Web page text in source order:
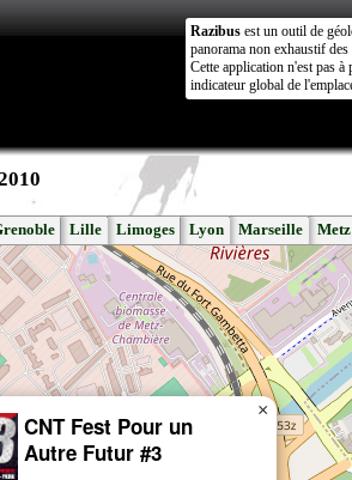
Razibus est un outil de
panorama non exhaustif
Cette application n'est pas
indicateur global de
Lille Limoges Lyon Marseille Metz
CNT Fest Pour un
Autre Futur #3
×